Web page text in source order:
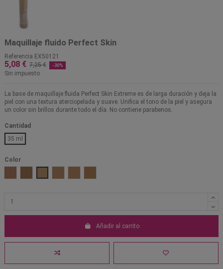
Maquillaje fluido Perfect Skin
Referencia EX50121
5,08 € 7,25 € -30%
Sin impuesto
La base de maquillaje fluida Perfect Skin Extreme es de larga duración y deja la
piel con una textura aterciopelada y suave. Unifica el tono de la piel y asegura
un color sin brillos durante todo el día. No contiene parabenos.
Cantidad
35 ml
Color
Añadir al carrito